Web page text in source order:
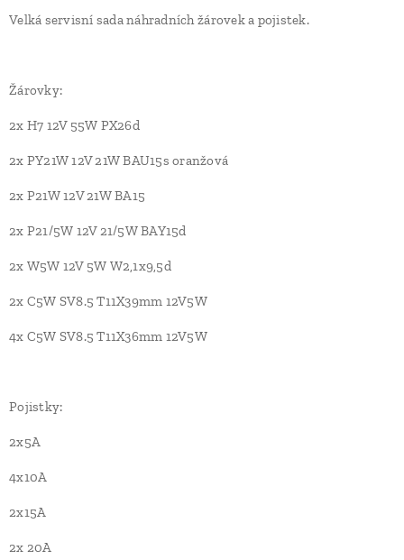
Velká servisní sada náhradních žárovek a pojistek.
Žárovky:
2x H7 12V 55W PX26d
2x PY21W 12V 21W BAU15s oranžová
2x P21W 12V 21W BA15
2x P21/5W 12V 21/5W BAY15d
2x W5W 12V 5W W2,1x9,5d
2x C5W SV8.5 T11X39mm 12V5W
4x C5W SV8.5 T11X36mm 12V5W
Pojistky:
2x5A
4x10A
2x15A
2x 20A